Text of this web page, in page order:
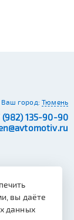
Ваш город: Тюмень
(982) 135-90-90
вы даёте
данных